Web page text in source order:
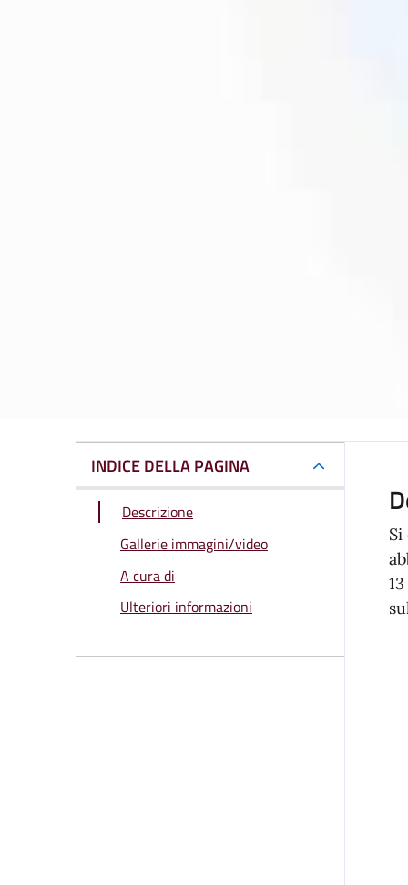
INDICE DELLA PAGINA
Descrizione
Gallerie immagini/video
A cura di
Ulteriori informazioni